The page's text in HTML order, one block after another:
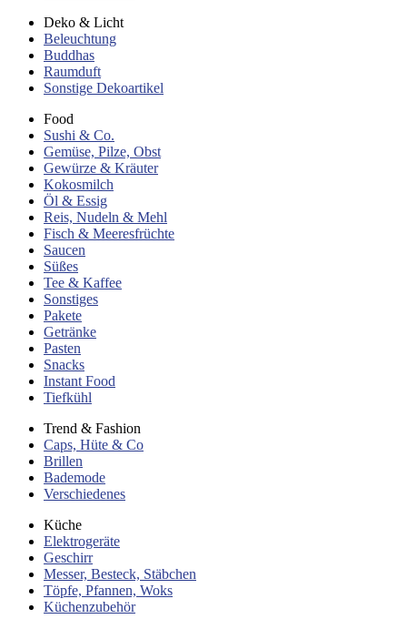
Deko & Licht
Beleuchtung
Buddhas
Raumduft
Sonstige Dekoartikel
Food
Sushi & Co.
Gemüse, Pilze, Obst
Gewürze & Kräuter
Kokosmilch
Öl & Essig
Reis, Nudeln & Mehl
Fisch & Meeresfrüchte
Saucen
Süßes
Tee & Kaffee
Sonstiges
Pakete
Getränke
Pasten
Snacks
Instant Food
Tiefkühl
Trend & Fashion
Caps, Hüte & Co
Brillen
Bademode
Verschiedenes
Küche
Elektrogeräte
Geschirr
Messer, Besteck, Stäbchen
Töpfe, Pfannen, Woks
Küchenzubehör